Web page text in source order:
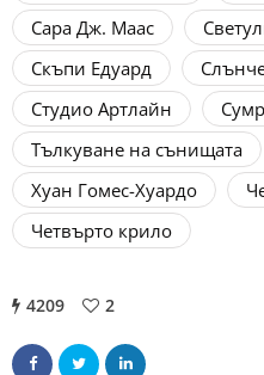
Сара Дж. Маас
Скъпи Едуард
Студио Артлайн
Тълкуване на сънищата
Хуан Гомес-Хуардо
Четвърто крило
4209 2